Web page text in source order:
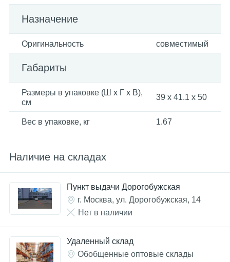
Назначение
Оригинальность совместимый
Габариты
Размеры в упаковке (Ш x Г x В),
см
39 x 41.1 x 50
Вес в упаковке, кг 1.67
Наличие на складах
Пункт выдачи Дорогобужская
г. Москва, ул. Дорогобужская, 14
Нет в наличии
Удаленный склад
Обобщенные оптовые склады